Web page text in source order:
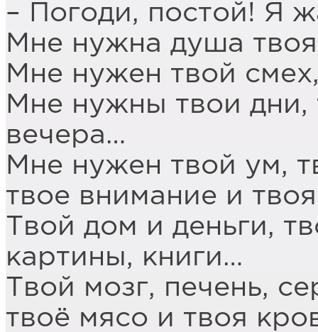
– Погоди, постой! Я
Мне нужна душа
Мне нужен твой
Мне нужны твои дни,
вечера…
Мне нужен твой ум,
твое внимание и
Твой дом и деньги,
картины, книги…
Твой мозг, печень,
твоё мясо и твоя